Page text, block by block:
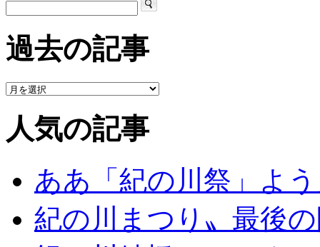
過去の記事
人気の記事
ああ「紀の川祭」よ
紀の川まつり〟最後